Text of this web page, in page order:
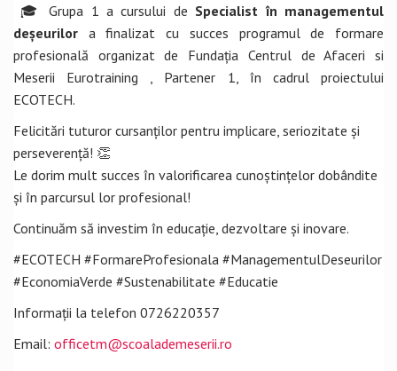
🎓 Grupa 1 a cursului de Specialist în managementul
deșeurilor a finalizat cu succes programul de formare
profesională organizat de Fundația Centrul de Afaceri si
Meserii Eurotraining , Partener 1, în cadrul proiectului
ECOTECH.
Felicitări tuturor cursanților pentru implicare, seriozitate și
perseverență! 👏
Le dorim mult succes în valorificarea cunoștințelor dobândite
și în parcursul lor profesional!
Continuăm să investim în educație, dezvoltare și inovare.
#ECOTECH #FormareProfesionala #ManagementulDeseurilor
#EconomiaVerde #Sustenabilitate #Educatie
Informații la telefon 0726220357
Email: officetm@scoalademeserii.ro